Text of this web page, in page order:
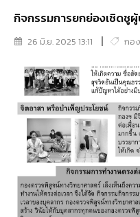
กิจกรรมการยกย่องเชิดชู
26 มิ.ย. 2025 13:11 กอ